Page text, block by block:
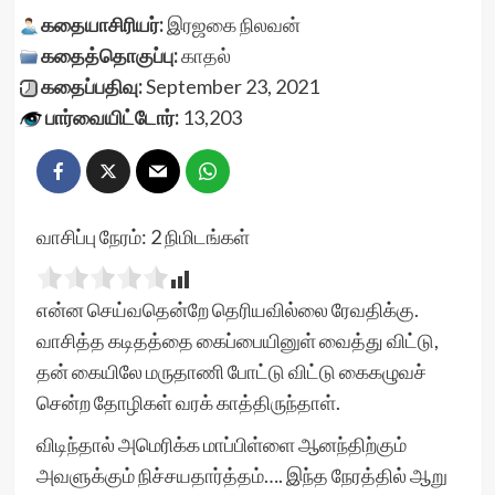
கதையாசிரியர்: இரஜகை நிலவன்
கதைத்தொகுப்பு:காதல்
கதைப்பதிவு:September 23, 2021
பார்வையிட்டோர்:13,203
வாசிப்பு நேரம்: 2நிமிடங்கள்
என்ன செய்வதென்றே தெரியவில்லை ரேவதிக்கு.
வாசித்த கடிதத்தை கைப்பையினுள் வைத்து விட்டு,
தன் கையிலே மருதாணி போட்டு விட்டு கைகழுவச்
சென்ற தோழிகள் வரக் காத்திருந்தாள்.
விடிந்தால் அமெரிக்க மாப்பிள்ளை ஆனந்திற்கும்
அவளுக்கும் நிச்சயதார்த்தம்…. இந்த நேரத்தில் ஆறு